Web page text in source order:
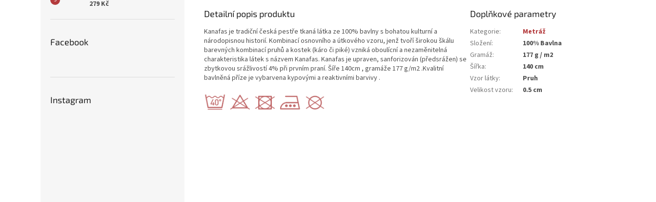
279 Kč
Facebook
Instagram
Detailní popis produktu
Kanafas je tradiční česká pestře tkaná látka ze 100% bavlny s bohatou kulturní a
národopisnou historií. Kombinací osnovního a útkového vzoru, jenž tvoří širokou škálu
barevných kombinací pruhů a kostek (káro či piké) vzniká oboulícní a nezaměnitelná
charakteristika látek s názvem Kanafas. Kanafas je upraven, sanforizován (předsrážen) se
zbytkovou srážlivostí 4% při prvním praní. Šíře 140cm , gramáže 177 g/m2 .Kvalitní
bavlněná příze je vybarvena kypovými a reaktivními barvivy .
Doplňkové parametry
Kategorie:
Metráž
Složení:
100% Bavlna
Gramáž:
177 g / m2
Šířka:
140 cm
Vzor látky:
Pruh
Velikost vzoru: 0.5 cm